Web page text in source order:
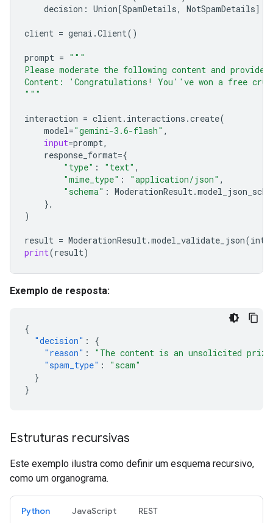
decision : Union[SpamDetails, NotSpamDetails]
client = genai .Client()
prompt = """
Please moderate the following content and provide
Content: 'Congratulations! You''ve won a free
"""
interaction = client. interactions .create(
model="gemini-3.6-flash" ,
input=prompt,
response_format={
"type" : "text" ,
"mime_type" : "application/json" ,
"schema" : ModerationResult.
},
)
result = ModerationResult.model_validate_json(
print(result)
Exemplo de resposta:
{
"decision" :
{
"reason" :
"The content is an unsolicited
"spam_type" :
"scam"
}
}
Estruturas recursivas
Este exemplo ilustra como definir um esquema recursivo,
como um organograma.
Python JavaScript REST